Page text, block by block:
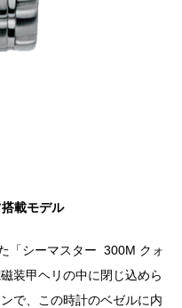
載モデル
「シーマスター 300M クォ
装甲ヘリの中に閉じ込めら
で、この時計のベゼルに内